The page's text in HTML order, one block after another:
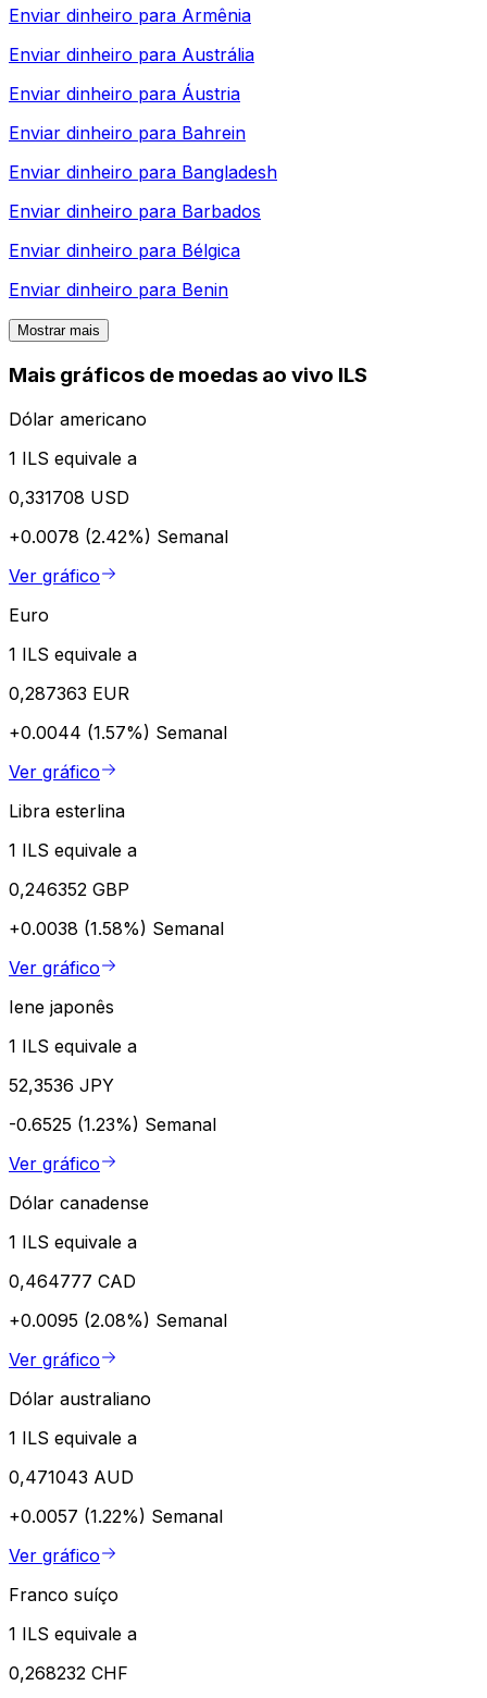
Enviar dinheiro para Armênia
Enviar dinheiro para Austrália
Enviar dinheiro para Áustria
Enviar dinheiro para Bahrein
Enviar dinheiro para Bangladesh
Enviar dinheiro para Barbados
Enviar dinheiro para Bélgica
Enviar dinheiro para Benin
Mostrar mais
Mais gráficos de moedas ao vivo ILS
Dólar americano
1 ILS equivale a
0,331708 USD
+0.0078 (2.42%) Semanal
Ver gráfico
Euro
1 ILS equivale a
0,287363 EUR
+0.0044 (1.57%) Semanal
Ver gráfico
Libra esterlina
1 ILS equivale a
0,246352 GBP
+0.0038 (1.58%) Semanal
Ver gráfico
Iene japonês
1 ILS equivale a
52,3536 JPY
-0.6525 (1.23%) Semanal
Ver gráfico
Dólar canadense
1 ILS equivale a
0,464777 CAD
+0.0095 (2.08%) Semanal
Ver gráfico
Dólar australiano
1 ILS equivale a
0,471043 AUD
+0.0057 (1.22%) Semanal
Ver gráfico
Franco suíço
1 ILS equivale a
0,268232 CHF